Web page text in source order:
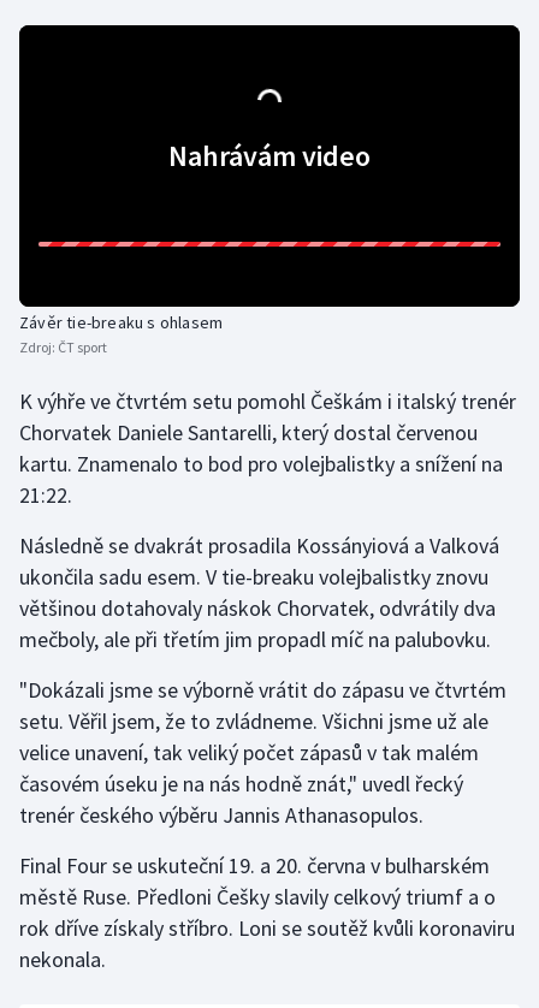
Plážový volejbal
Ragby
Rychlobruslení
Rychlostní kanoistika
Short track
Sportovní střelba
Stolní tenis
Triatlon
Veslování
Volejbal
Ostatní
Nahrávám video
Závěr tie-breaku s ohlasem
Zdroj: ČT sport
K výhře ve čtvrtém setu pomohl Češkám i italský trenér
Chorvatek Daniele Santarelli, který dostal červenou
kartu. Znamenalo to bod pro volejbalistky a snížení na
21:22.
Následně se dvakrát prosadila Kossányiová a Valková
ukončila sadu esem. V tie-breaku volejbalistky znovu
většinou dotahovaly náskok Chorvatek, odvrátily dva
mečboly, ale při třetím jim propadl míč na palubovku.
"Dokázali jsme se výborně vrátit do zápasu ve čtvrtém
setu. Věřil jsem, že to zvládneme. Všichni jsme už ale
velice unavení, tak veliký počet zápasů v tak malém
časovém úseku je na nás hodně znát," uvedl řecký
trenér českého výběru Jannis Athanasopulos.
Final Four se uskuteční 19. a 20. června v bulharském
městě Ruse. Předloni Češky slavily celkový triumf a o
rok dříve získaly stříbro. Loni se soutěž kvůli koronaviru
nekonala.